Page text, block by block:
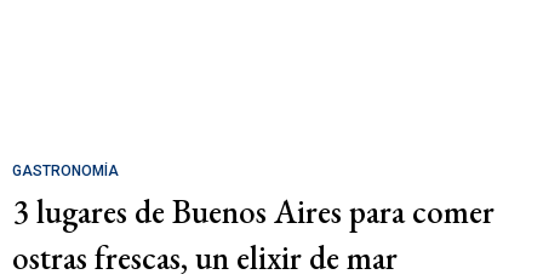
GASTRONOMÍA
3 lugares de Buenos Aires para comer
ostras frescas, un elixir de mar